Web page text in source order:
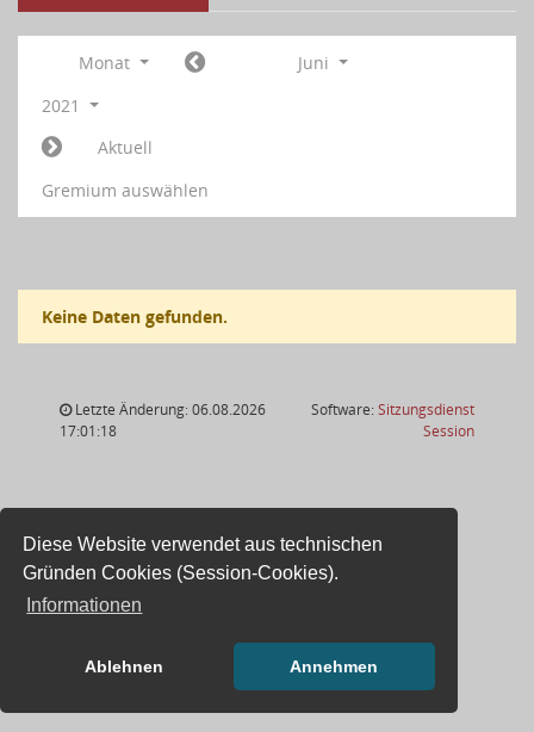
Diese Website verwendet aus technischen
Gründen Cookies (Session-Cookies).
Informationen
Ablehnen Annehmen
Monat
Juni
2021
Aktuell
Gremium auswählen
Keine Daten gefunden.
Letzte Änderung: 06.08.2026
17:01:18
Software:Sitzungsdienst
Session(Wird in